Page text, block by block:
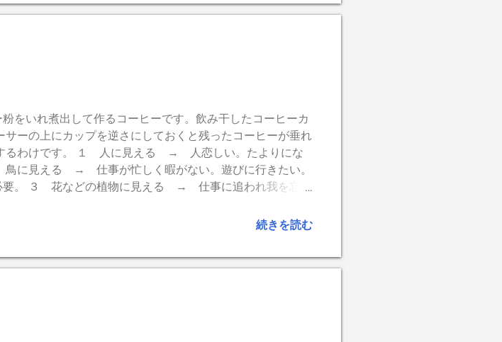
をいれ煮出して作るコーヒーです。飲み干したコーヒーカ
ーの上にカップを逆さにしておくと残ったコーヒーが垂れ
るわけです。 １ 人に見える → 人恋しい。たよりにな
鳥に見える → 仕事が忙しく暇がない。遊びに行きたい。
要。 ３ 花などの植物に見える → 仕事に追われ我を忘れ
ますので、お試しください。因みに私は直物に見えました。
続きを読む